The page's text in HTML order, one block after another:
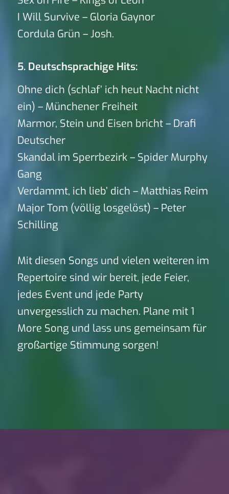
I Will Survive – Gloria Gaynor
Cordula Grün – Josh.
5. Deutschsprachige Hits:
Ohne dich (schlaf’ ich heut Nacht nicht
ein) – Münchener Freiheit
Marmor, Stein und Eisen bricht – Drafi
Deutscher
Skandal im Sperrbezirk – Spider Murphy
Gang
Verdammt, ich lieb’ dich – Matthias Reim
Major Tom (völlig losgelöst) – Peter
Schilling
Mit diesen Songs und vielen weiteren im
Repertoire sind wir bereit, jede Feier,
jedes Event und jede Party
unvergesslich zu machen. Plane mit 1
More Song und lass uns gemeinsam für
großartige Stimmung sorgen!